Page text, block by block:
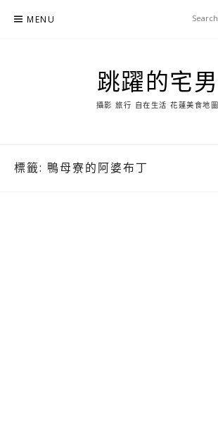
MENU
跳躍的宅男
攝影 旅行 自在生活 花蓮美食地圖
標籤: 鴨母寮的阿婆布丁